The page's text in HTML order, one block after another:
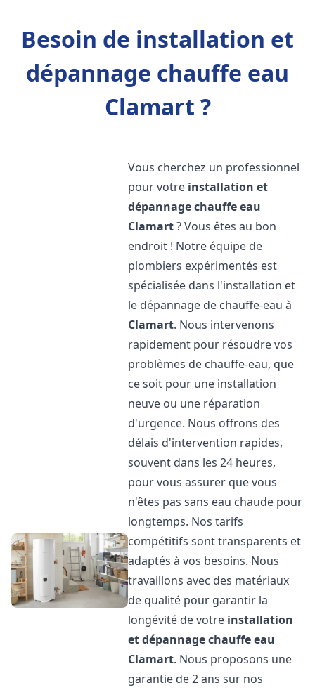
Besoin de installation et
dépannage chauffe eau
Clamart ?
Vous cherchez un professionnel
pour votre installation et
dépannage chauffe eau
Clamart? Vous êtes au bon
endroit ! Notre équipe de
plombiers expérimentés est
spécialisée dans l'installation et
le dépannage de chauffe-eau à
Clamart. Nous intervenons
rapidement pour résoudre vos
problèmes de chauffe-eau, que
ce soit pour une installation
neuve ou une réparation
d'urgence. Nous offrons des
délais d'intervention rapides,
souvent dans les 24 heures,
pour vous assurer que vous
n'êtes pas sans eau chaude pour
longtemps. Nos tarifs
compétitifs sont transparents et
adaptés à vos besoins. Nous
travaillons avec des matériaux
de qualité pour garantir la
longévité de votre installation
et dépannage chauffe eau
Clamart. Nous proposons une
garantie de 2 ans sur nos